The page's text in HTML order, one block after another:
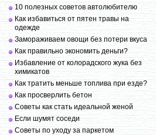
10 полезных советов автолюбителю
Как избавиться от пятен травы на
одежде
Замораживаем овощи без потери вкуса
Как правильно экономить деньги?
Избавление от колорадского жука без
химикатов
Как тратить меньше топлива при езде?
Как просверлить бетон
Советы как стать идеальной женой
Если шумят соседи
Советы по уходу за паркетом